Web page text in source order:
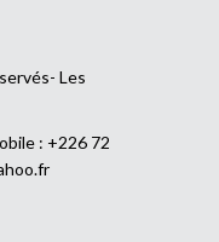
Les
: +226 72